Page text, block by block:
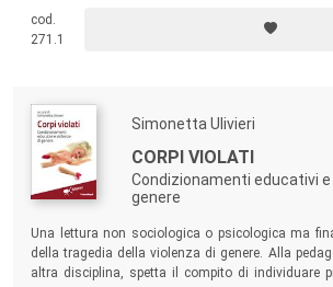
convivenza in cui ognuno può sentirsi
dunque, come spazio di riflessione per
cod.
271.1
Simonetta Ulivieri
CORPI VIOLATI
Condizionamenti educativi e
genere
Una lettura non sociologica o psicologica ma
della tragedia della violenza di genere. Alla
altra disciplina, spetta il compito di individuare